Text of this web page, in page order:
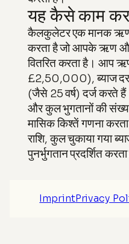
यह कैसे काम
कैलकुलेटर एक मानक ऋण
करता है जो आपके ऋण
वितरित करता है। आप
£2,50,000), ब्याज
(जैसे 25 वर्ष) दर्ज करते
और कुल भुगतानों की
मासिक किश्तें गणना
राशि, कुल चुकाया गया
पुनर्भुगतान प्रदर्शित
ImprintPrivacy